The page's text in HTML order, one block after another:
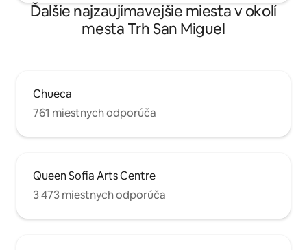
Ďalšie najzaujímavejšie miesta v okolí
mesta Trh San Miguel
Chueca
761 miestnych odporúča
Queen Sofia Arts Centre
3 473 miestnych odporúča